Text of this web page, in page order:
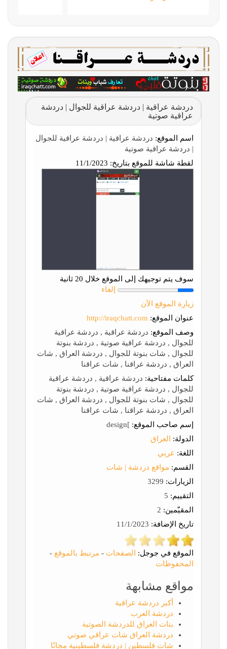
دردشة عراقية | دردشة عراقية للجوال | دردشة
عراقية صوتية
اسم الموقع: دردشة عراقية | دردشة عراقية للجوال
| دردشة عراقية صوتية
لقطة شاشة للموقع بتاريخ:
سوف يتم توجيهك إلى الموقع خلال 20 ثانية
إلغاء
زيارة الموقع الآن
عنوان الموقع: http://iraqchatt.com
وصف الموقع: دردشة عراقية , دردشة عراقية
للجوال , دردشة عراقية صوتية , دردشة بنوتة
للجوال , شات بنوتة للجوال , دردشة العراق , شات
العراق , دردشة عراقنا , شات عراقنا
كلمات مفتاحية: دردشة عراقية , دردشة عراقية
للجوال , دردشة عراقية صوتية , دردشة بنوتة
للجوال , شات بنوتة للجوال , دردشة العراق , شات
العراق , دردشة عراقنا , شات عراقنا
إسم صاحب الموقع: ]design
الدولة:
العراق
اللغة: عربي
القسم: مواقع دردشة | شات
الزيارات:
التقييم:
المقيّمين:
تاريخ الإضافة:
الموقع في جوجل: الصفحات - مرتبط بالموقع -
المحفوظات
مواقع مشابهة
أكبر دردشة عراقية
دردشة العرب
بنات العراق للدردشة الصوتية
دردشة العراق شات عراقي صوتي
شات فلسطين | دردشة فلسطينية مجانًا